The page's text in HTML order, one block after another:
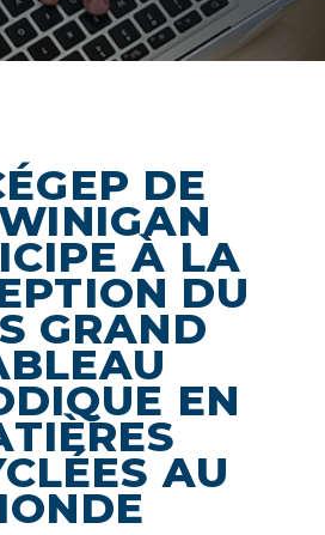
DE
À LA
DU
GRAND
EN
AU